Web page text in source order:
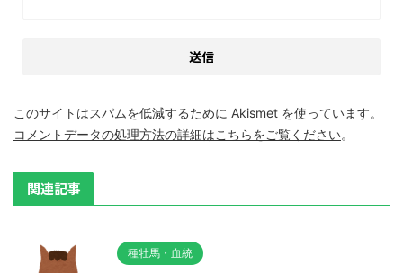
このサイトはスパムを低減するために Akismet を使っています。
コメントデータの処理方法の詳細はこちらをご覧ください。
関連記事
種牡馬・血統